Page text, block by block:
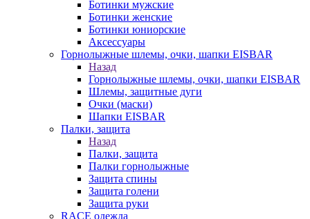
Ботинки мужские
Ботинки женские
Ботинки юниорские
Аксессуары
Горнолыжные шлемы, очки, шапки EISBAR
Назад
Горнолыжные шлемы, очки, шапки EISBAR
Шлемы, защитные дуги
Очки (маски)
Шапки EISBAR
Палки, защита
Назад
Палки, защита
Палки горнолыжные
Защита спины
Защита голени
Защита руки
RACE одежда